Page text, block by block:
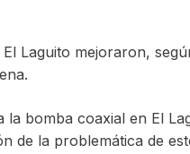
Laguito mejoraron,
la bomba coaxial en El
de la problemática de